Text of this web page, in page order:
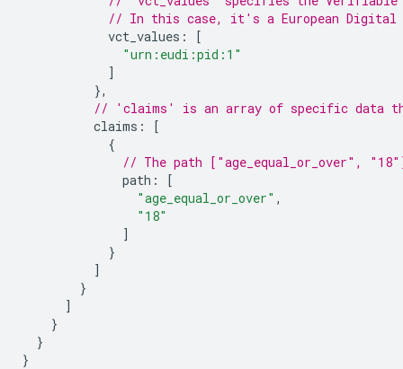
// In this case, it's a European Digital
vct_values :
[
"urn:eudi:pid:1"
]
},
// 'claims' is an array of specific data
claims :
[
{
// The path ["age_equal_or_over",
path :
[
"age_equal_or_over" ,
"18"
]
}
]
}
]
}
}
}